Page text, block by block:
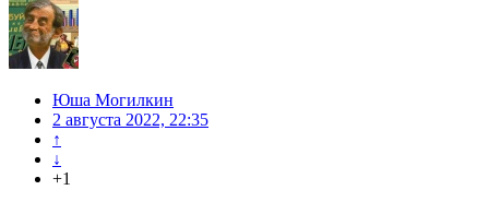
Юша Могилкин
2 августа 2022, 22:35
↑
↓
+1